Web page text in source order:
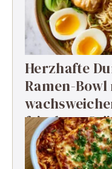
Herzhafte
Ramen-
frischem